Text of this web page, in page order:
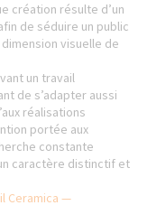
création résulte d’un
de séduire un public
visuelle de
un travail
de s’adapter aussi
réalisations
portée aux
constante
caractère distinctif et
Ceramica —